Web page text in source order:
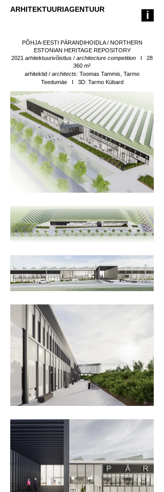
ARHITEKTUURIAGENTUUR i
PÕHJA-EESTI PÄRANDIHOIDLA / NORTHERN
ESTONIAN HERITAGE REPOSITORY
2021 arhitektuurivõistlus / architecture competition
I 28
360 m²
arhitektid / architects: Toomas Tammis, Tarmo
Teedumäe I 3D: Tarmo Kübard